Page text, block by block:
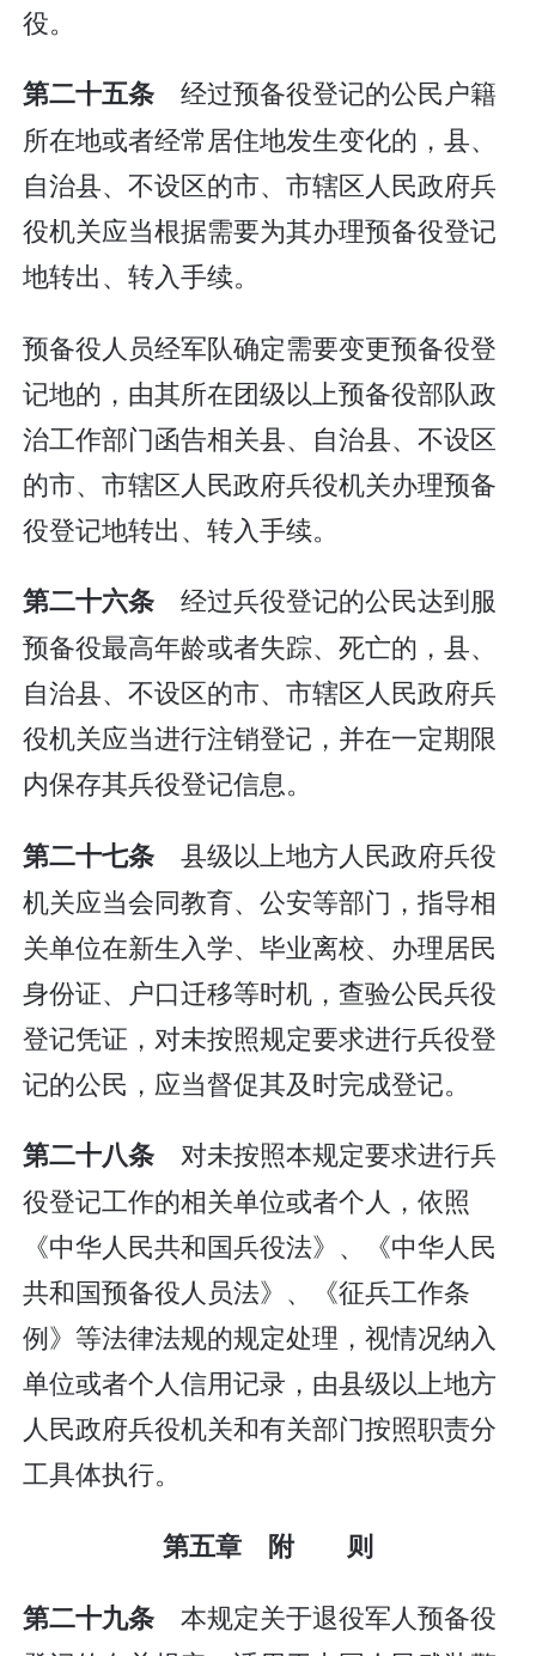
役。
第二十五条经过预备役登记的公民户籍
所在地或者经常居住地发生变化的，县、
自治县、不设区的市、市辖区人民政府兵
役机关应当根据需要为其办理预备役登记
地转出、转入手续。
预备役人员经军队确定需要变更预备役登
记地的，由其所在团级以上预备役部队政
治工作部门函告相关县、自治县、不设区
的市、市辖区人民政府兵役机关办理预备
役登记地转出、转入手续。
第二十六条经过兵役登记的公民达到服
预备役最高年龄或者失踪、死亡的，县、
自治县、不设区的市、市辖区人民政府兵
役机关应当进行注销登记，并在一定期限
内保存其兵役登记信息。
第二十七条县级以上地方人民政府兵役
机关应当会同教育、公安等部门，指导相
关单位在新生入学、毕业离校、办理居民
身份证、户口迁移等时机，查验公民兵役
登记凭证，对未按照规定要求进行兵役登
记的公民，应当督促其及时完成登记。
第二十八条对未按照本规定要求进行兵
役登记工作的相关单位或者个人，依照
《中华人民共和国兵役法》、《中华人民
共和国预备役人员法》、《征兵工作条
例》等法律法规的规定处理，视情况纳入
单位或者个人信用记录，由县级以上地方
人民政府兵役机关和有关部门按照职责分
工具体执行。
第五章 附 则
第二十九条 本规定关于退役军人预备役